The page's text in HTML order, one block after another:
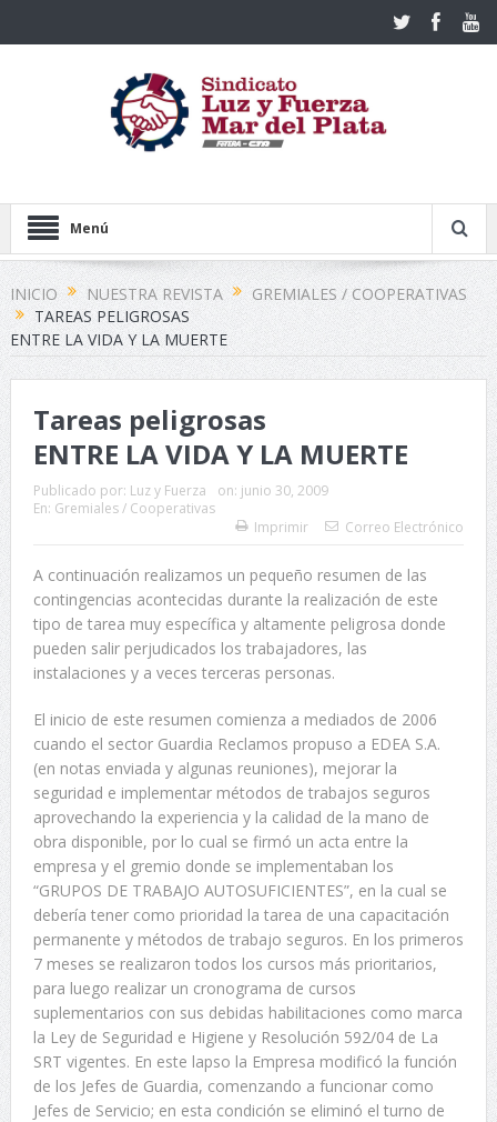
Menú
INICIO NUESTRA REVISTA
GREMIALES / COOPERATIVAS
TAREAS PELIGROSAS
ENTRE LA VIDA Y LA MUERTE
Tareas peligrosas
ENTRE LA VIDA Y LA MUERTE
Publicado por: Luz y Fuerza on: junio 30, 2009
En: Gremiales / Cooperativas
Imprimir
Correo Electrónico
A continuación realizamos un pequeño resumen de las
contingencias acontecidas durante la realización de este
tipo de tarea muy específica y altamente peligrosa donde
pueden salir perjudicados los trabajadores, las
instalaciones y a veces terceras personas.
El inicio de este resumen comienza a mediados de 2006
cuando el sector Guardia Reclamos propuso a EDEA S.A.
(en notas enviada y algunas reuniones), mejorar la
seguridad e implementar métodos de trabajos seguros
aprovechando la experiencia y la calidad de la mano de
obra disponible, por lo cual se firmó un acta entre la
empresa y el gremio donde se implementaban los
“GRUPOS DE TRABAJO AUTOSUFICIENTES”, en la cual se
debería tener como prioridad la tarea de una capacitación
permanente y métodos de trabajo seguros. En los primeros
7 meses se realizaron todos los cursos más prioritarios,
para luego realizar un cronograma de cursos
suplementarios con sus debidas habilitaciones como marca
la Ley de Seguridad e Higiene y Resolución 592/04 de La
SRT vigentes. En este lapso la Empresa modificó la función
de los Jefes de Guardia, comenzando a funcionar como
Jefes de Servicio; en esta condición se eliminó el turno de